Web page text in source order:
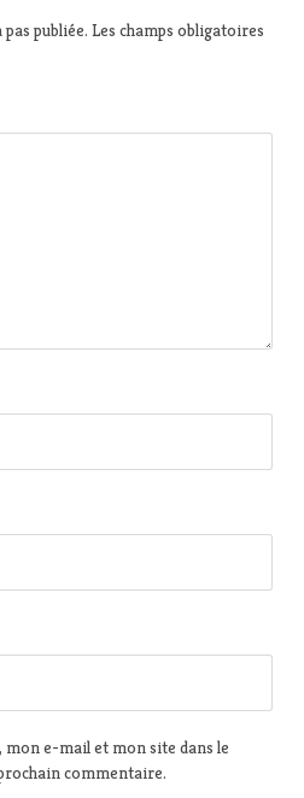
publiée. Les champs obligatoires
e-mail et mon site dans le
commentaire.